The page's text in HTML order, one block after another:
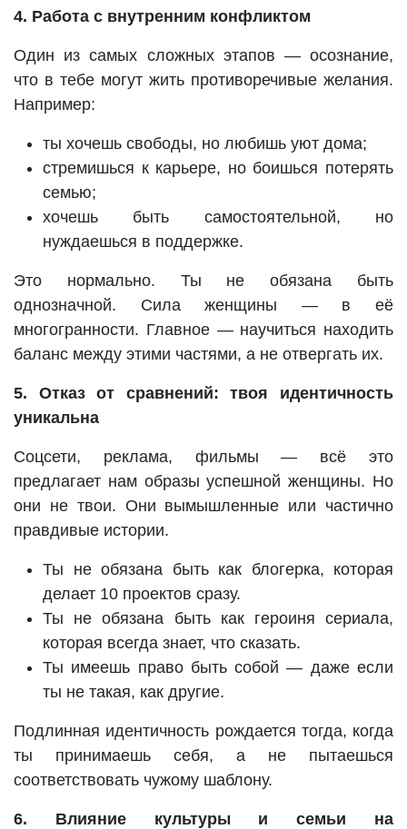
4. Работа с внутренним конфликтом
Один из самых сложных этапов — осознание,
что в тебе могут жить противоречивые желания.
Например:
ты хочешь свободы, но любишь уют дома;
стремишься к карьере, но боишься потерять
семью;
хочешь быть самостоятельной, но
нуждаешься в поддержке.
Это нормально. Ты не обязана быть
однозначной. Сила женщины — в её
многогранности. Главное — научиться находить
баланс между этими частями, а не отвергать их.
5. Отказ от сравнений: твоя идентичность
уникальна
Соцсети, реклама, фильмы — всё это
предлагает нам образы успешной женщины. Но
они не твои. Они вымышленные или частично
правдивые истории.
Ты не обязана быть как блогерка, которая
делает 10 проектов сразу.
Ты не обязана быть как героиня сериала,
которая всегда знает, что сказать.
Ты имеешь право быть собой — даже если
ты не такая, как другие.
Подлинная идентичность рождается тогда, когда
ты принимаешь себя, а не пытаешься
соответствовать чужому шаблону.
6. Влияние культуры и семьи на